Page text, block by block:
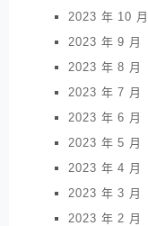
2023 年 10 月
2023 年 9 月
2023 年 8 月
2023 年 7 月
2023 年 6 月
2023 年 5 月
2023 年 4 月
2023 年 3 月
2023 年 2 月